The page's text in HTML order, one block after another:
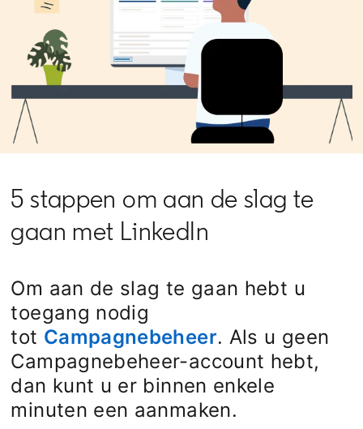
5 stappen om aan de slag te
gaan met LinkedIn
Om aan de slag te gaan hebt u
toegang nodig
tot Campagnebeheeropens in a
. Als u geen
Campagnebeheer-account hebt,
dan kunt u er binnen enkele
minuten een aanmaken.